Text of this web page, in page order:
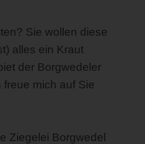
Sie wollen diese
alles ein Kraut
der Borgwedeler
mich auf Sie
Ziegelei Borgwedel